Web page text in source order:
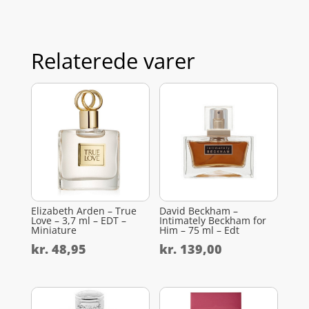
Relaterede varer
Elizabeth Arden – True
Love – 3,7 ml – EDT –
Miniature
kr.48,95
David Beckham –
Intimately Beckham for
Him – 75 ml – Edt
kr. 139,00